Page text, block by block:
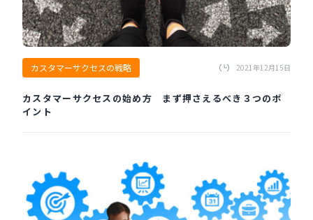
カスタマーサクセスの戦略 2021年12月15日
カスタマーサクセスの始め方 まず押さえるべき３つのポ
イント